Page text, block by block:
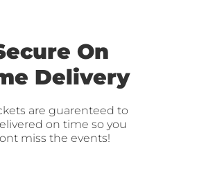
On
Delivery
are guarenteed to
on time so you
miss the events!